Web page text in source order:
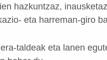
hazkuntzaz,
eta harreman-giro
taldeak eta lanen